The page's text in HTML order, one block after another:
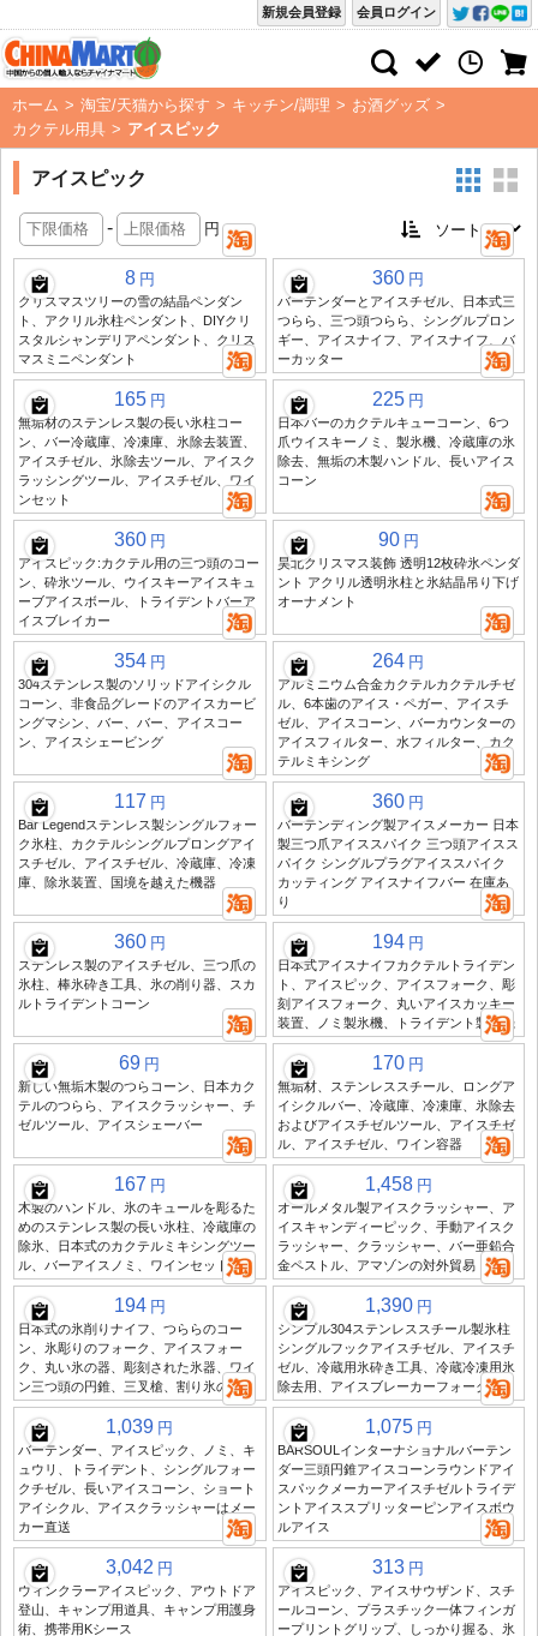
会員ログイン
新規会員登録
ホーム > 淘宝/天猫から探す > キッチン/調理 > お酒グッズ >
カクテル用具 > アイスピック
アイスピック
- 円
8 円
クリスマスツリーの雪の結晶ペンダン
ト、アクリル氷柱ペンダント、DIYクリ
スタルシャンデリアペンダント、クリス
マスミニペンダント
360 円
バーテンダーとアイスチゼル、日本式三
つらら、三つ頭つらら、シングルプロン
ギー、アイスナイフ、アイスナイフ、バ
ーカッター
165 円
無垢材のステンレス製の長い氷柱コー
ン、バー冷蔵庫、冷凍庫、氷除去装置、
アイスチゼル、氷除去ツール、アイスク
ラッシングツール、アイスチゼル、ワイ
ンセット
225 円
日本バーのカクテルキューコーン、6つ
爪ウイスキーノミ、製氷機、冷蔵庫の氷
除去、無垢の木製ハンドル、長いアイス
コーン
360 円
アイスピック:カクテル用の三つ頭のコー
ン、砕氷ツール、ウイスキーアイスキュ
ーブアイスボール、トライデントバーア
イスブレイカー
90 円
昊北クリスマス装飾 透明12枚砕氷ペンダ
ント アクリル透明氷柱と氷結晶吊り下げ
オーナメント
354 円
304ステンレス製のソリッドアイシクル
コーン、非食品グレードのアイスカービ
ングマシン、バー、バー、アイスコー
ン、アイスシェービング
264 円
アルミニウム合金カクテルカクテルチゼ
ル、6本歯のアイス・ペガー、アイスチ
ゼル、アイスコーン、バーカウンターの
アイスフィルター、水フィルター、カク
テルミキシング
117 円
Bar Legendステンレス製シングルフォー
ク氷柱、カクテルシングルプロングアイ
スチゼル、アイスチゼル、冷蔵庫、冷凍
庫、除氷装置、国境を越えた機器
360 円
バーテンディング製アイスメーカー 日本
製三つ爪アイススパイク 三つ頭アイスス
パイク シングルプラグアイススパイク
カッティング アイスナイフバー 在庫あ
り
360 円
ステンレス製のアイスチゼル、三つ爪の
氷柱、棒氷砕き工具、氷の削り器、スカ
ルトライデントコーン
194 円
日本式アイスナイフカクテルトライデン
ト、アイスピック、アイスフォーク、彫
刻アイスフォーク、丸いアイスカッキー
装置、ノミ製氷機、トライデント製氷機
69 円
新しい無垢木製のつらコーン、日本カク
テルのつらら、アイスクラッシャー、チ
ゼルツール、アイスシェーバー
170 円
無垢材、ステンレススチール、ロングア
イシクルバー、冷蔵庫、冷凍庫、氷除去
およびアイスチゼルツール、アイスチゼ
ル、アイスチゼル、ワイン容器
167 円
木製のハンドル、氷のキュールを彫るた
めのステンレス製の長い氷柱、冷蔵庫の
除氷、日本式のカクテルミキシングツー
ル、バーアイスノミ、ワインセット
1,458 円
オールメタル製アイスクラッシャー、ア
イスキャンディーピック、手動アイスク
ラッシャー、クラッシャー、バー亜鉛合
金ペストル、アマゾンの対外貿易
194 円
日本式の氷削りナイフ、つららのコー
ン、氷彫りのフォーク、アイスフォー
ク、丸い氷の器、彫刻された氷器、ワイ
ン三つ頭の円錐、三叉槍、割り氷の器
1,390 円
シンプル304ステンレススチール製氷柱
シングルフックアイスチゼル、アイスチ
ゼル、冷蔵用氷砕き工具、冷蔵冷凍用氷
除去用、アイスブレーカーフォーク
1,039 円
バーテンダー、アイスピック、ノミ、キ
ュウリ、トライデント、シングルフォー
クチゼル、長いアイスコーン、ショート
アイシクル、アイスクラッシャーはメー
カー直送
1,075 円
BARSOULインターナショナルバーテン
ダー三頭円錐アイスコーンラウンドアイ
スパックメーカーアイスチゼルトライデ
ントアイススプリッターピンアイスボウ
ルアイス
3,042 円
ウィンクラーアイスピック、アウトドア
登山、キャンプ用道具、キャンプ用護身
術、携帯用Kシース
313 円
アイスピック、アイスサウザンド、スチ
ールコーン、プラスチック一体フィンガ
ープリントグリップ、しっかり握る、氷